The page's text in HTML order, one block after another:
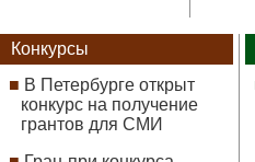
Конкурсы
В Петербурге открыт
конкурс на получение
грантов для СМИ